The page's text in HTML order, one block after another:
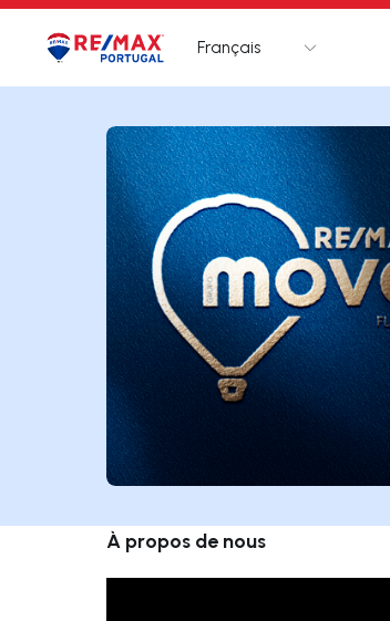
Logo Aller à la page d’accueil
Français
À propos de nous